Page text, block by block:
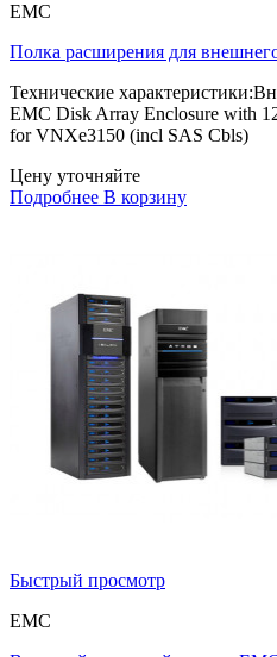
EMC
Полка расширения для
Технические
EMC Disk Array Enclosure with
for VNXe3150 (incl SAS Cbls)
Цену уточняйте
Подробнее В корзину
Быстрый просмотр
EMC